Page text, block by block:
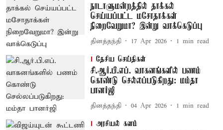
நாடாளுமன்றத்தில் தாக்கல்
செய்யப்பட்ட மசோதாக்கள்
நிறைவேறுமா? இன்று வாக்கெடுப்பு
தினத்தந்தி 17 Apr 2026 1 min read
தேசிய செய்திகள்
சி.ஆர்.பி.எப். வாகனங்களில் பணம்
கொண்டு செல்லப்படுகிறது: மம்தா
பானர்ஜி
தினத்தந்தி 04 Apr 2026 1 min read
அரசியல் களம்